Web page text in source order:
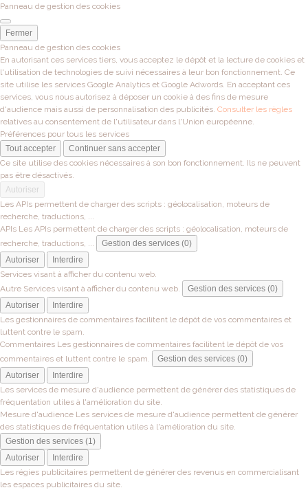
Panneau de gestion des cookies
Fermer
Panneau de gestion des cookies
En autorisant ces services tiers, vous acceptez le dépôt et la lecture de cookies et
l'utilisation de technologies de suivi nécessaires à leur bon fonctionnement. Ce
site utilise les services Google Analytics et Google Adwords. En acceptant ces
services, vous nous autorisez à déposer un cookie à des fins de mesure
d'audience mais aussi de personnalisation des publicités. Consulter les règles
relatives au consentement de l'utilisateur dans l'Union européenne.
Préférences pour tous les services
Tout accepter
Continuer sans accepter
Ce site utilise des cookies nécessaires à son bon fonctionnement. Ils ne peuvent
pas être désactivés.
Autoriser
Les APIs permettent de charger des scripts : géolocalisation, moteurs de
recherche, traductions, ...
APIs Les APIs permettent de charger des scripts : géolocalisation, moteurs de
recherche, traductions, ...
Gestion des services (0)
Autoriser
Interdire
Services visant à afficher du contenu web.
Autre Services visant à afficher du contenu web.
Gestion des services (0)
Autoriser
Interdire
Les gestionnaires de commentaires facilitent le dépôt de vos commentaires et
luttent contre le spam.
Commentaires Les gestionnaires de commentaires facilitent le dépôt de vos
commentaires et luttent contre le spam.
Gestion des services (0)
Autoriser
Interdire
Les services de mesure d'audience permettent de générer des statistiques de
fréquentation utiles à l'amélioration du site.
Mesure d'audience Les services de mesure d'audience permettent de générer
des statistiques de fréquentation utiles à l'amélioration du site.
Gestion des services (1)
Autoriser
Interdire
Les régies publicitaires permettent de générer des revenus en commercialisant
les espaces publicitaires du site.